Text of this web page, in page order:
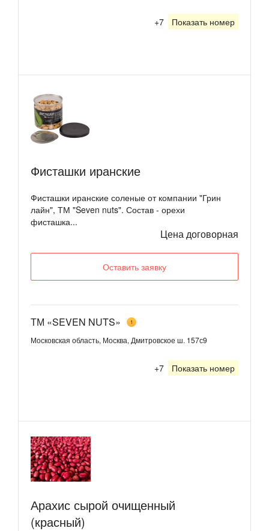
+7 Показать номер
Фисташки иранские
Фисташки иранские соленые от компании "Грин
лайн", ТМ "Seven nuts". Состав - орехи
фисташка...
Цена договорная
Оставить заявку
ТМ «SEVEN NUTS» 1
Московская область, Москва, Дмитровское ш. 157с9
+7 Показать номер
Арахис сырой очищенный
(красный)